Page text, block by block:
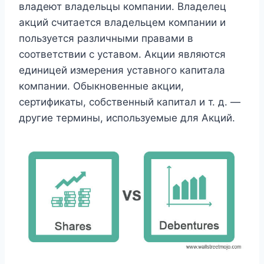
владеют владельцы компании. Владелец
акций считается владельцем компании и
пользуется различными правами в
соответствии с уставом. Акции являются
единицей измерения уставного капитала
компании. Обыкновенные акции,
сертификаты, собственный капитал и т. д. —
другие термины, используемые для Акций.